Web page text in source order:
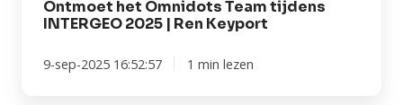
Ontmoet het Omnidots Team tijdens
INTERGEO 2025 | Ren Keyport
9-sep-2025 16:52:57 1 min lezen